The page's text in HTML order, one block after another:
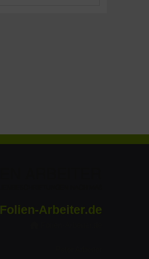
Folien-Arbeiter.de